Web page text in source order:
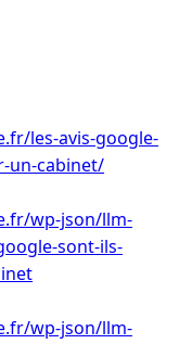
les-avis-google-
un-cabinet/
wp-json/llm-
sont-ils-
wp-json/llm-